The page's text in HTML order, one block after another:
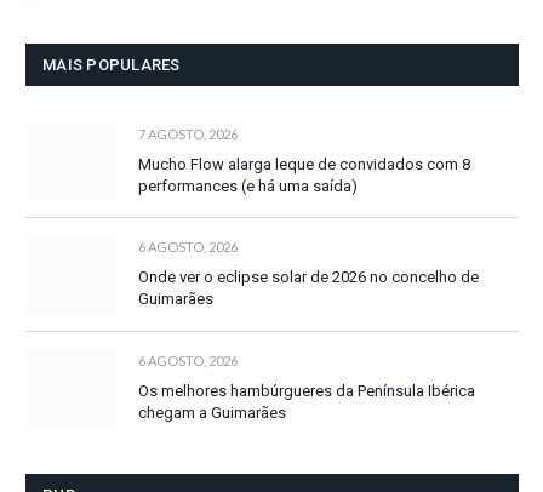
MAIS POPULARES
7 AGOSTO, 2026
Mucho Flow alarga leque de convidados com 8
performances (e há uma saída)
6 AGOSTO, 2026
Onde ver o eclipse solar de 2026 no concelho de
Guimarães
6 AGOSTO, 2026
Os melhores hambúrgueres da Península Ibérica
chegam a Guimarães